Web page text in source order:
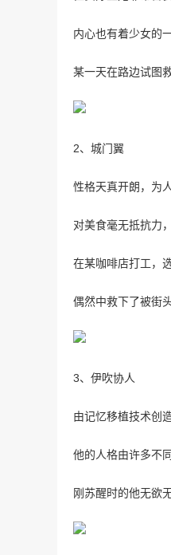
内心也有着少女的
某一天在路边试图
2、城门翼
性格天真开朗，为
对美食毫无抵抗力
在某咖啡店打工，
偶然中救下了被街
3、伊吹协人
由记忆移植技术创
他的人格由许多不
刚苏醒时的他无欲